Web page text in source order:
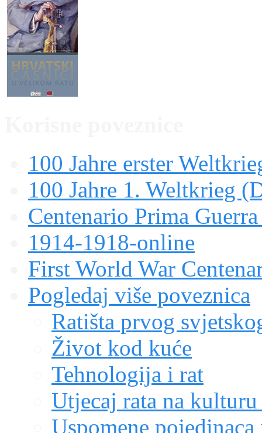
100 Jahre erster
100 Jahre 1. Weltkrieg
Centenario Prima
1914-1918-online
First World War
Pogledaj više poveznica
Ratišta prvog
Život kod kuće
Tehnologija i rat
Utjecaj rata na
Uspomene